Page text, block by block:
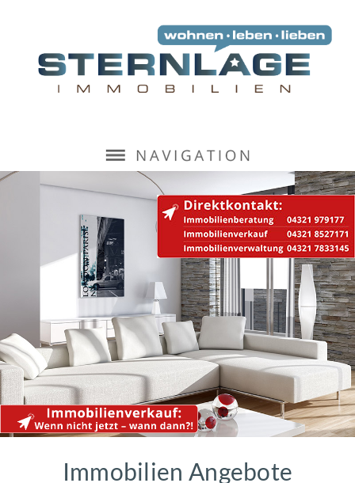
überspringen
Immobilien Angebote